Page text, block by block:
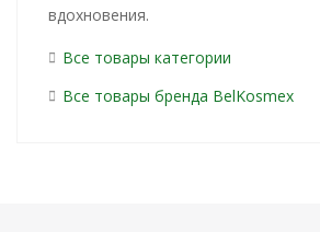
вдохновения.
Все товары категории
Все товары бренда BelKosmex